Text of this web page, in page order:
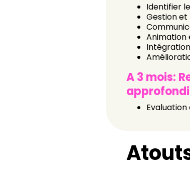
Identifier
Gestion et
Animation
A 3 mois: